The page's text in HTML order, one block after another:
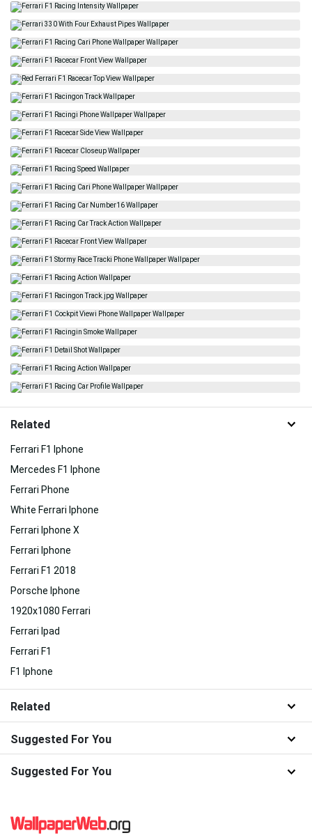
Related
Ferrari F1 Iphone
Mercedes F1 Iphone
Ferrari Phone
White Ferrari Iphone
Ferrari Iphone X
Ferrari Iphone
Ferrari F1 2018
Porsche Iphone
1920x1080 Ferrari
Ferrari Ipad
Ferrari F1
F1 Iphone
Related
Suggested For You
Suggested For You